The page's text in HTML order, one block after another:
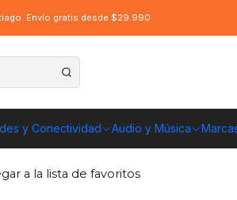
y Conectividad Audio y Música
Envío gratis desde $29.990
Redragon gamer
SP
GRATIS A TODO CHILE
a la lista de favoritos